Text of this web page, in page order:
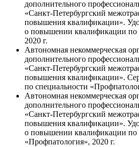
дополнительного
«Санкт-Петербургский
повышения квалификации».
о повышении квалификации по
2020 г.
Автономная некоммерческая
дополнительного
«Санкт-Петербургский
повышения квалификации».
по специальности
Автономная некоммерческая
дополнительного
«Санкт-Петербургский
повышения квалификации».
о повышении квалификации по
«Профпатология», 2020 г.